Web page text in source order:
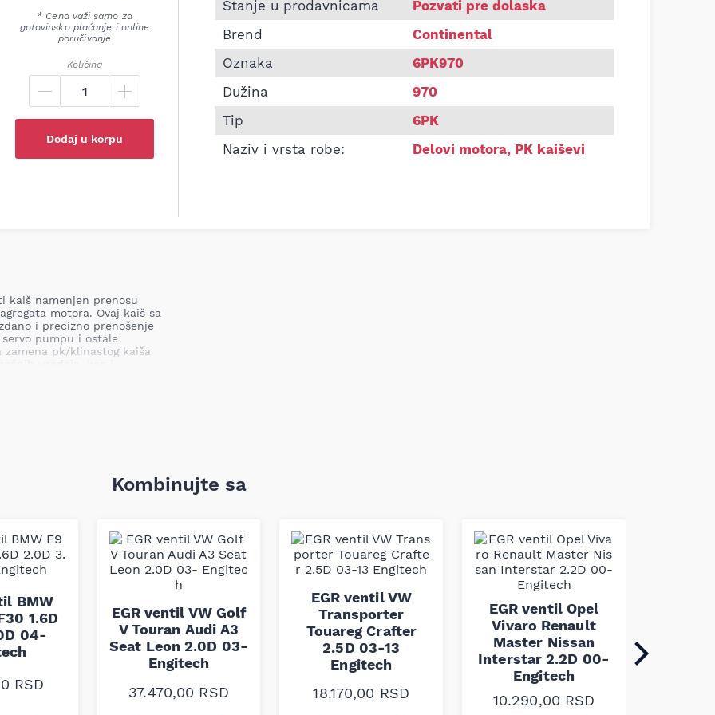
* Cena važi samo za
gotovinsko plaćanje i online
poručivanje
Količina
Dodaj u korpu
Stanje u prodavnicama
Pozvati pre dolaska
Brend
Continental
Oznaka
6PK970
Dužina
970
Tip
6PK
Naziv i vrsta robe:
Delovi motora, PK kaiševi
kaiš namenjen prenosu
motora. Ovaj kaiš sa
i precizno prenošenje
pumpu i ostale
zamena pk/klinastog kaiša
pucanja ili gubitka
i tehnologije dizajniraneKombinujte sa
BMW
1.6D
04-
RSD
EGR ventil VW Golf
V Touran Audi A3
Seat Leon 2.0D 03-
Engitech
37.470,00 RSD
EGR ventil VW
Transporter
Touareg Crafter
2.5D 03-13
Engitech
18.170,00 RSD
EGR ventil Opel
Vivaro Renault
Master Nissan
Interstar 2.2D 00-
Engitech
10.290,00 RSD